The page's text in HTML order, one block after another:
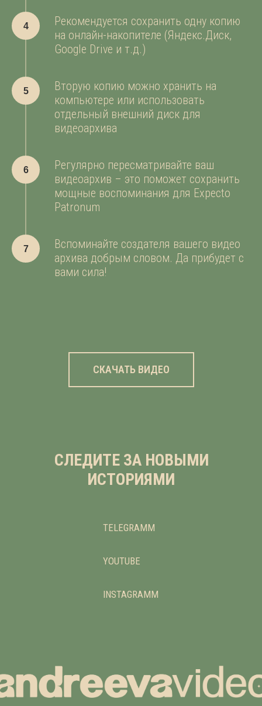
Рекомендуется сохранить одну копию
на онлайн-накопителе (Яндекс.Диск,
Google Drive и т.д.)
Вторую копию можно хранить на
компьютере или использовать
отдельный внешний диск для
видеоархива
Регулярно пересматривайте ваш
видеоархив – это поможет сохранить
мощные воспоминания для Expecto
Patronum
Вспоминайте создателя вашего видео
архива добрым словом. Да прибудет с
вами сила!
СКАЧАТЬ ВИДЕО
INSTAGRAMM